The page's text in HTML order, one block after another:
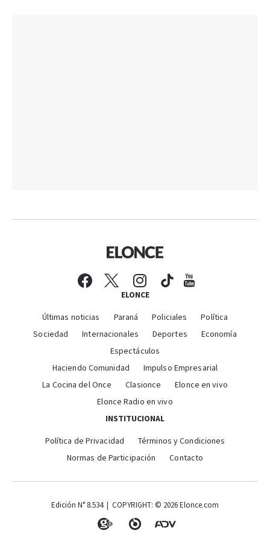
ELONCE
Últimas noticias Paraná Policiales
Política
Sociedad
Internacionales Deportes
Economía
Espectáculos
Haciendo Comunidad
Impulso Empresarial
La Cocina del Once
Clasionce
Elonce en vivo
Elonce Radio en vivo
INSTITUCIONAL
Política de Privacidad
Términos y Condiciones
Normas de Participación
Contacto
Edición N° 8.534 | COPYRIGHT: © 2026 Elonce.com